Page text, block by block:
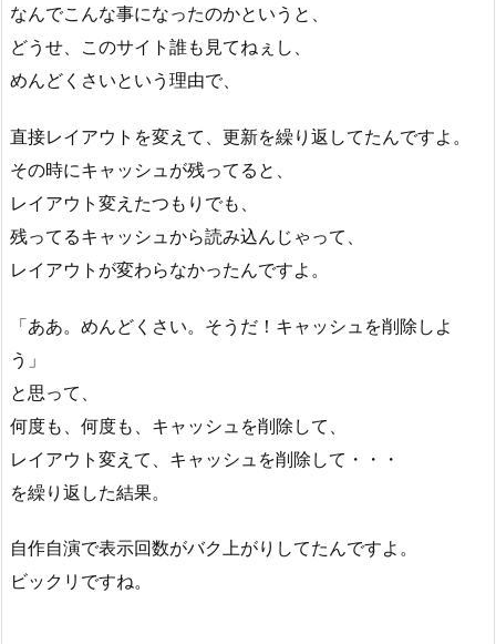
なんでこんな事になったのかというと、
どうせ、このサイト誰も見てねぇし、
めんどくさいという理由で、
直接レイアウトを変えて、更新を繰り返してたんですよ。
その時にキャッシュが残ってると、
レイアウト変えたつもりでも、
残ってるキャッシュから読み込んじゃって、
レイアウトが変わらなかったんですよ。
「ああ。めんどくさい。そうだ！キャッシュを削除しよ
う」
と思って、
何度も、何度も、キャッシュを削除して、
レイアウト変えて、キャッシュを削除して・・・
を繰り返した結果。
自作自演で表示回数がバク上がりしてたんですよ。
ビックリですね。